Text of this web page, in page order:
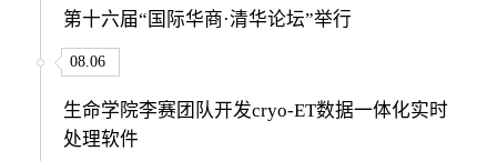
第十六届“国际华商·清华论坛”举行
08.06
生命学院李赛团队开发cryo-ET数据一体化实时
处理软件